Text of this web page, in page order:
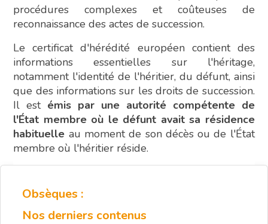
procédures complexes et coûteuses de
reconnaissance des actes de succession.
Le certificat d'hérédité européen contient des
informations essentielles sur l'héritage,
notamment l'identité de l'héritier, du défunt, ainsi
que des informations sur les droits de succession.
Il est émis par une autorité compétente de
l'État membre où le défunt avait sa résidence
habituelle au moment de son décès ou de l'État
membre où l'héritier réside.
Obsèques :
Nos derniers contenus